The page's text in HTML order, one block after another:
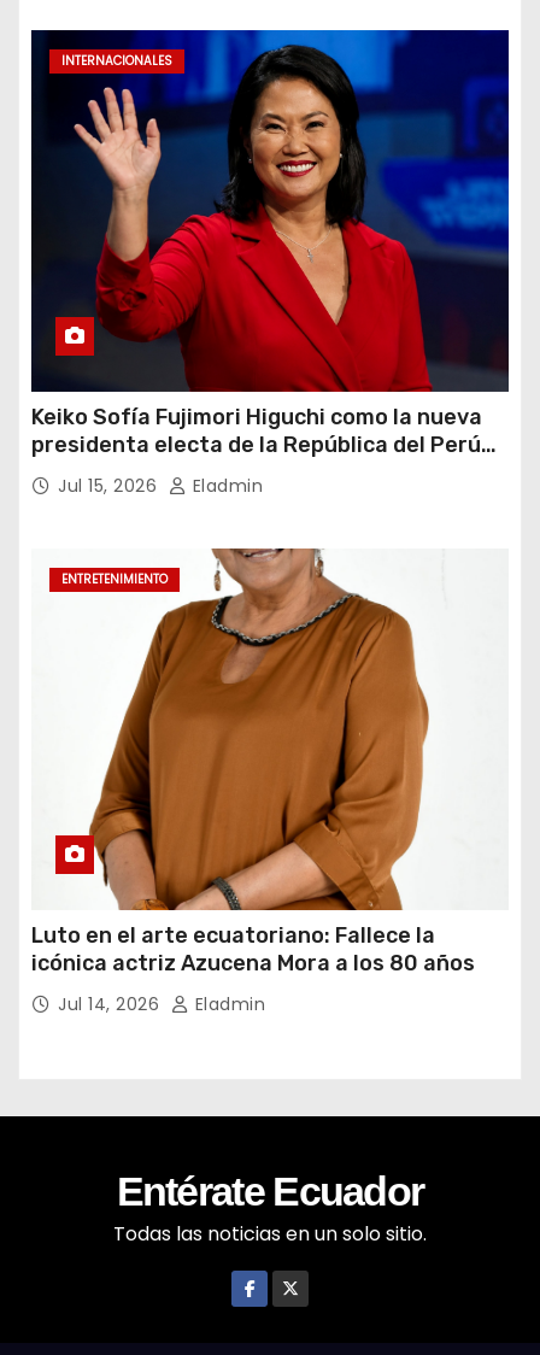
INTERNACIONALES
Keiko Sofía Fujimori Higuchi como la nueva
presidenta electa de la República del Perú
para el periodo constitucional 2026-2031
Jul 15, 2026 Eladmin
ENTRETENIMIENTO
Luto en el arte ecuatoriano: Fallece la
icónica actriz Azucena Mora a los 80 años
Jul 14, 2026 Eladmin
Entérate Ecuador
Todas las noticias en un solo sitio.